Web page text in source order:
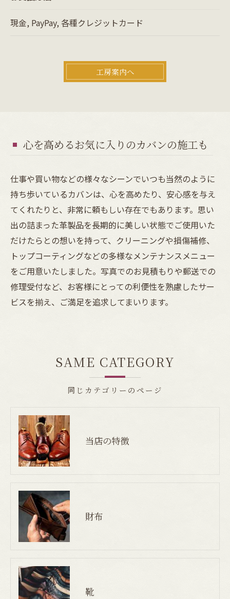
現金, PayPay, 各種クレジットカード
工房案内へ
心を高めるお気に入りのカバンの施工も
仕事や買い物などの様々なシーンでいつも当然のように
持ち歩いているカバンは、心を高めたり、安心感を与え
てくれたりと、非常に頼もしい存在でもあります。思い
出の詰まった革製品を長期的に美しい状態でご使用いた
だけたらとの想いを持って、クリーニングや損傷補修、
トップコーティングなどの多様なメンテナンスメニュー
をご用意いたしました。写真でのお見積もりや郵送での
修理受付など、お客様にとっての利便性を熟慮したサー
ビスを揃え、ご満足を追求してまいります。
同じカテゴリーのページ
SAME CATEGORY
当店の特徴
財布
靴